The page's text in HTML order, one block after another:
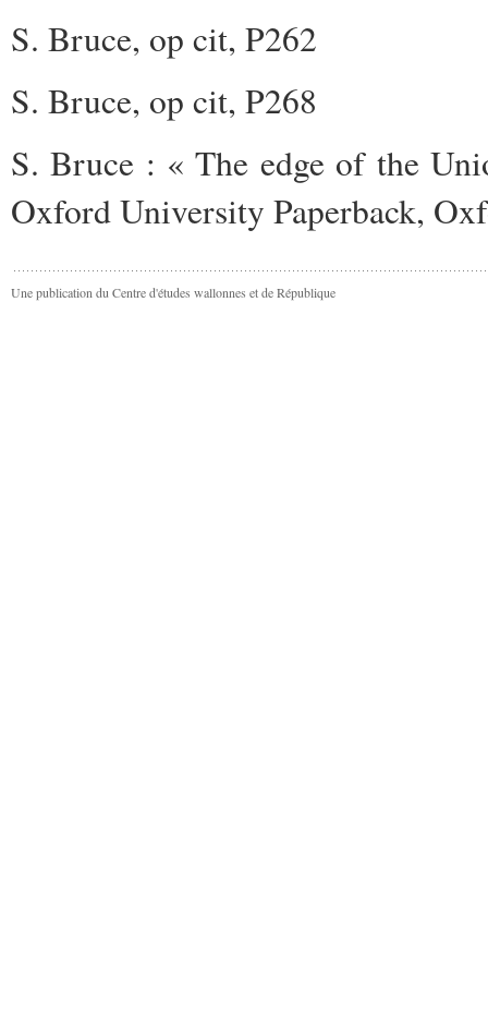
S. Bruce, op cit, P262
S. Bruce, op cit, P268
S. Bruce : « The edge of the
Oxford University Paperback,
Une publication du Centre d'études wallonnes et de République